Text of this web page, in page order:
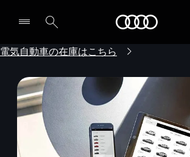
電気自動車の在庫はこちら